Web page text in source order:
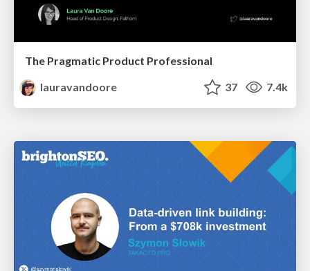
The Pragmatic Product Professional
lauravandoore
37 7.4k